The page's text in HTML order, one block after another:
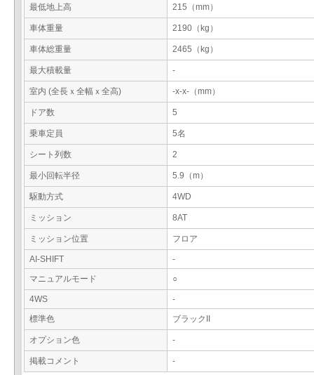
最低地上高 215（mm）
車体重量 2190（kg）
車体総重量 2465（kg）
最大積載量 -
室内 (全長ｘ全幅ｘ全高) -x-x-（mm）
ドア数 5
乗車定員 5名
シート列数 2
最小回転半径 5.9（m）
駆動方式 4WD
ミッション 8AT
ミッション位置 フロア
AI-SHIFT
-
マニュアルモード
○
4WS
-
標準色
ブラックII
オプション色 -
掲載コメント -